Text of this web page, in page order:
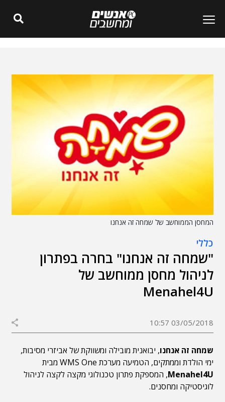
המחסן הממוחשב של שמחה זה אנחנו
כללי
"שמחה זה אנחנו" בחרה בפתרון
לניהול מחסן ממוחשב של
Menahel4U
03/05/2018 10:57
שמחה זה אנחנו, יבואנית מובילה ומשווקת של אביזרי מסיבות,
ימי הולדת וממתקים, הטמיעה מערכת WMS One מבית
Menahel4U, המספקת פתרון טכנולוגי מקצה לקצה לניהול
לוגיסטיקה ומחסנים.